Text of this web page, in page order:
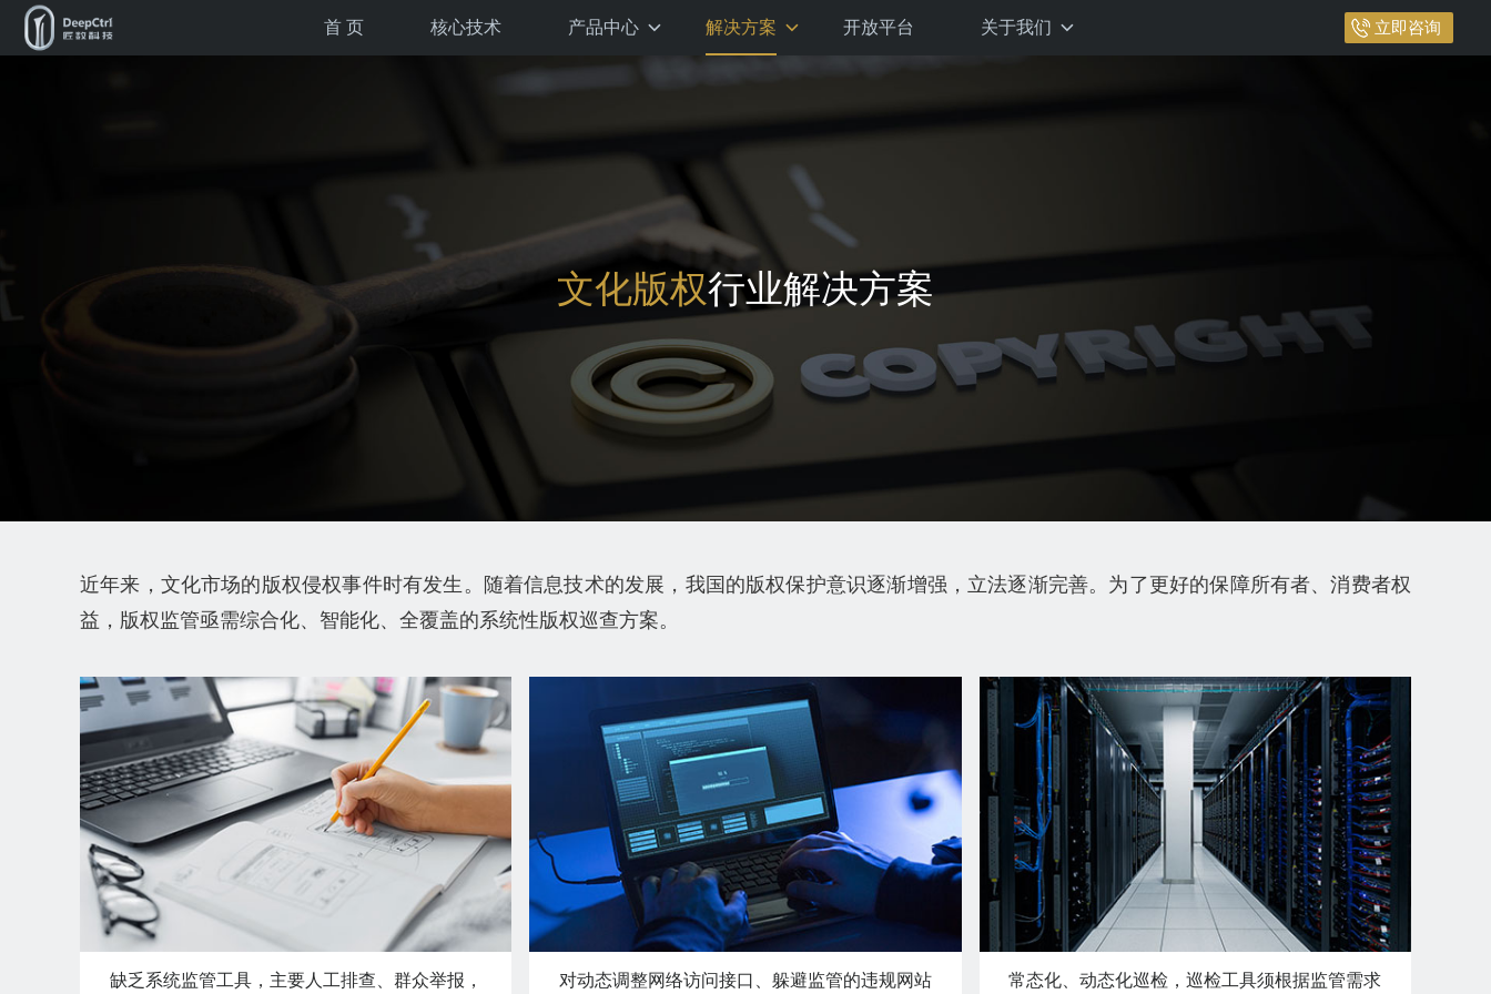
首 页 核心技术 产品中心 解决方案 开放平台 关于我们 立即咨询
文化版权行业解决方案
近年来，文化市场的版权侵权事件时有发生。随着信息技术的发展，我国的版权保护意识逐渐增强，立法逐渐完善。为了更好的保障所有者、消费者权
益，版权监管亟需综合化、智能化、全覆盖的系统性版权巡查方案。
缺乏系统监管工具，主要人工排查、群众举报， 对动态调整网络访问接口、躲避监管的违规网站 常态化、动态化巡检，巡检工具须根据监管需求